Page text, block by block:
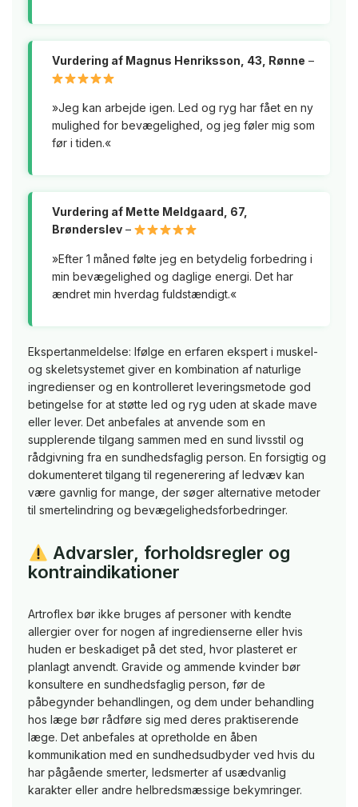
Vurdering af Magnus Henriksson, 43, Rønne –
»Jeg kan arbejde igen. Led og ryg har fået en ny
mulighed for bevægelighed, og jeg føler mig som
før i tiden.«
Vurdering af Mette Meldgaard, 67,
Brønderslev–
»Efter 1 måned følte jeg en betydelig forbedring i
min bevægelighed og daglige energi. Det har
ændret min hverdag fuldstændigt.«
Ekspertanmeldelse: Ifølge en erfaren ekspert i muskel-
og skeletsystemet giver en kombination af naturlige
ingredienser og en kontrolleret leveringsmetode god
betingelse for at støtte led og ryg uden at skade mave
eller lever. Det anbefales at anvende som en
supplerende tilgang sammen med en sund livsstil og
rådgivning fra en sundhedsfaglig person. En forsigtig og
dokumenteret tilgang til regenerering af ledvæv kan
være gavnlig for mange, der søger alternative metoder
til smertelindring og bevægelighedsforbedringer.
Advarsler, forholdsregler og
kontraindikationer
Artroflex bør ikke bruges af personer with kendte
allergier over for nogen af ingredienserne eller hvis
huden er beskadiget på det sted, hvor plasteret er
planlagt anvendt. Gravide og ammende kvinder bør
konsultere en sundhedsfaglig person, før de
påbegynder behandlingen, og dem under behandling
hos læge bør rådføre sig med deres praktiserende
læge. Det anbefales at opretholde en åben
kommunikation med en sundhedsudbyder ved hvis du
har pågående smerter, ledsmerter af usædvanlig
karakter eller andre helbredsmæssige bekymringer.